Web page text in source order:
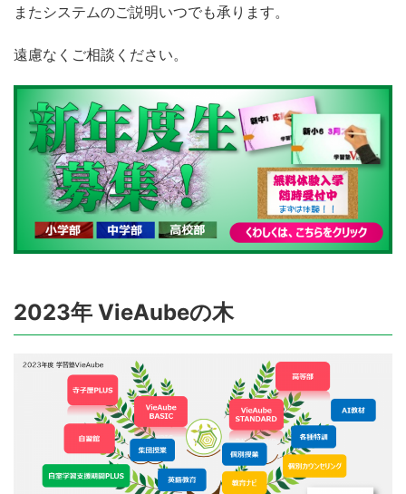
またシステムのご説明いつでも承ります。
遠慮なくご相談ください。
2023年 VieAubeの木